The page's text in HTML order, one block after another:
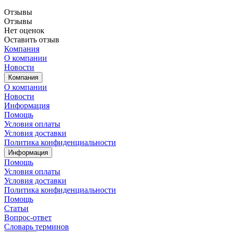
Отзывы
Отзывы
Нет оценок
Оставить отзыв
Компания
О компании
Новости
Компания
О компании
Новости
Информация
Помощь
Условия оплаты
Условия доставки
Политика конфиденциальности
Информация
Помощь
Условия оплаты
Условия доставки
Политика конфиденциальности
Помощь
Статьи
Вопрос-ответ
Словарь терминов